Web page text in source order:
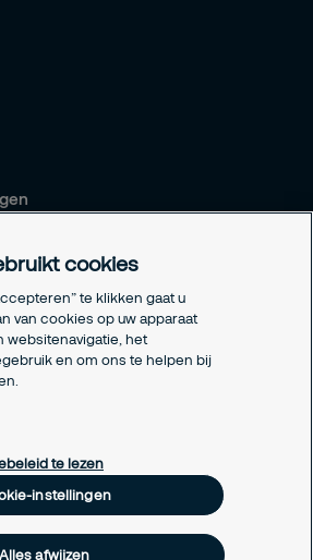
cookies
te klikken gaat u
van cookies op uw apparaat
websitenavigatie, het
en om ons te helpen bij
te lezen
instellingen
Alles afwijzen